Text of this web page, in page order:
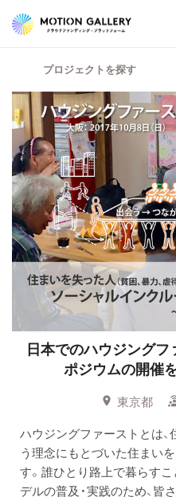
プロジェクトを探す
日本でのハウジング
ポジウムの開催
東京都
ハウジングファーストとは
う理念にもとづいた住まい
す。誰ひとり路上で暮らす
デルの普及・実践のため、